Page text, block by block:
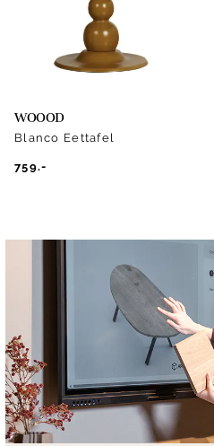
WOOOD
Blanco Eettafel
759.-